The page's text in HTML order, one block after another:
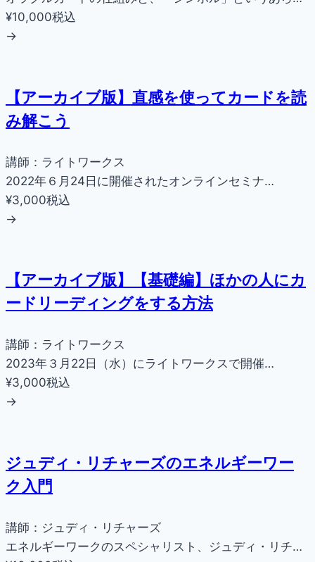
¥10,000税込
→
【アーカイブ版】直感を使ってカードを読
み解こう
講師：ライトワークス
2022年６月24日に開催されたオンラインセミナ…
¥3,000税込
→
【アーカイブ版】【基礎編】ほかの人にカ
ードリーディングをする方法
講師：ライトワークス
2023年３月22日（水）にライトワークスで開催…
¥3,000税込
→
ジュディ・リチャーズのエネルギーワー
ク入門
講師：ジュディ・リチャーズ
エネルギーワークのスペシャリスト、ジュディ・リチ…